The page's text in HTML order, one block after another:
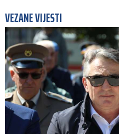
VEZANE VIJESTI